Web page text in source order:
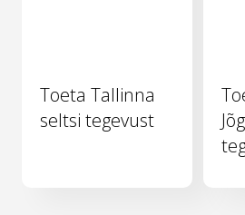
Toeta Tallinna
seltsi tegevust